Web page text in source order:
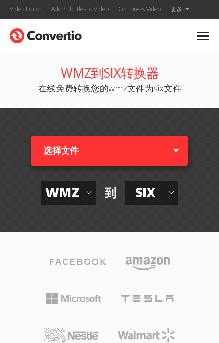
Video Editor Add Subtitles to Video Compress Video 更多
WMZ到SIX转换器
在线免费转换您的wmz文件为six文件
选择文件
WMZ 到 SIX